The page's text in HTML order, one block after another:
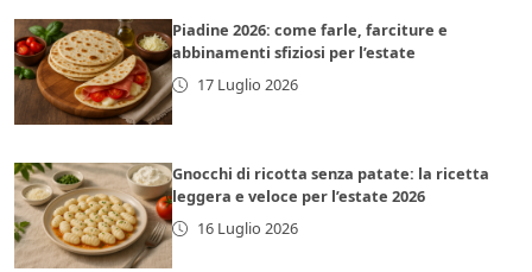
Piadine 2026: come farle, farciture e
abbinamenti sfiziosi per l’estate
17 Luglio 2026
Gnocchi di ricotta senza patate: la ricetta
leggera e veloce per l’estate 2026
16 Luglio 2026